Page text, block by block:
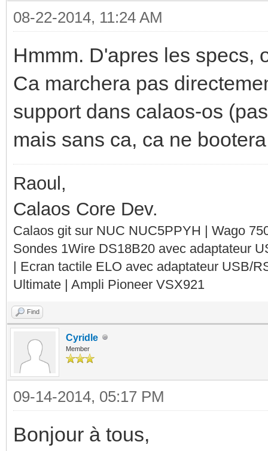
08-22-2014, 11:24 AM
Hmmm. D'apres les specs,
Ca marchera pas
support dans calaos-os
mais sans ca, ca ne
Raoul,
Calaos Core Dev.
Calaos git sur NUC NUC5PPYH | Wago
Sondes 1Wire DS18B20 avec adaptateur
| Ecran tactile ELO avec adaptateur USB/
Ultimate | Ampli Pioneer VSX921
Find
Cyridle
Member
09-14-2014, 05:17 PM
Bonjour à tous,